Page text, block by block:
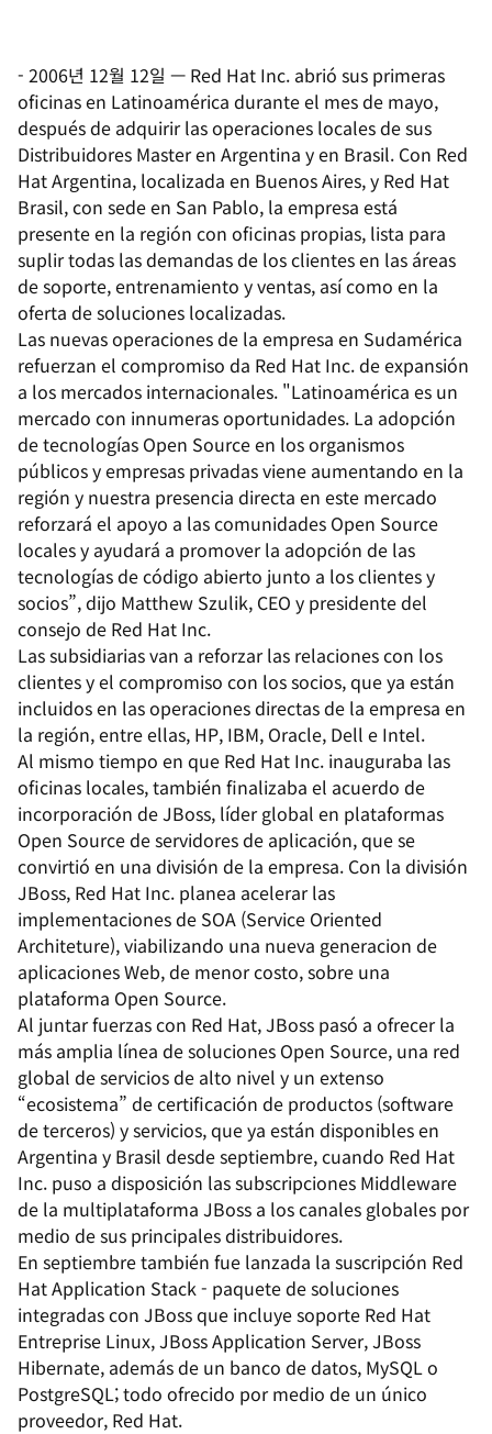
- 2006년 12월 12일 — Red Hat Inc. abrió sus primeras
oficinas en Latinoamérica durante el mes de mayo,
después de adquirir las operaciones locales de sus
Distribuidores Master en Argentina y en Brasil. Con Red
Hat Argentina, localizada en Buenos Aires, y Red Hat
Brasil, con sede en San Pablo, la empresa está
presente en la región con oficinas propias, lista para
suplir todas las demandas de los clientes en las áreas
de soporte, entrenamiento y ventas, así como en la
oferta de soluciones localizadas.
Las nuevas operaciones de la empresa en Sudamérica
refuerzan el compromiso da Red Hat Inc. de expansión
a los mercados internacionales. "Latinoamérica es un
mercado con innumeras oportunidades. La adopción
de tecnologías Open Source en los organismos
públicos y empresas privadas viene aumentando en la
región y nuestra presencia directa en este mercado
reforzará el apoyo a las comunidades Open Source
locales y ayudará a promover la adopción de las
tecnologías de código abierto junto a los clientes y
socios”, dijo Matthew Szulik, CEO y presidente del
consejo de Red Hat Inc.
Las subsidiarias van a reforzar las relaciones con los
clientes y el compromiso con los socios, que ya están
incluidos en las operaciones directas de la empresa en
la región, entre ellas, HP, IBM, Oracle, Dell e Intel.
Al mismo tiempo en que Red Hat Inc. inauguraba las
oficinas locales, también finalizaba el acuerdo de
incorporación de JBoss, líder global en plataformas
Open Source de servidores de aplicación, que se
convirtió en una división de la empresa. Con la división
JBoss, Red Hat Inc. planea acelerar las
implementaciones de SOA (Service Oriented
Architeture), viabilizando una nueva generacion de
aplicaciones Web, de menor costo, sobre una
plataforma Open Source.
Al juntar fuerzas con Red Hat, JBoss pasó a ofrecer la
más amplia línea de soluciones Open Source, una red
global de servicios de alto nivel y un extenso
“ecosistema” de certificación de productos (software
de terceros) y servicios, que ya están disponibles en
Argentina y Brasil desde septiembre, cuando Red Hat
Inc. puso a disposición las subscripciones Middleware
de la multiplataforma JBoss a los canales globales por
medio de sus principales distribuidores.
En septiembre también fue lanzada la suscripción Red
Hat Application Stack - paquete de soluciones
integradas con JBoss que incluye soporte Red Hat
Entreprise Linux, JBoss Application Server, JBoss
Hibernate, además de un banco de datos, MySQL o
PostgreSQL; todo ofrecido por medio de un único
proveedor, Red Hat.